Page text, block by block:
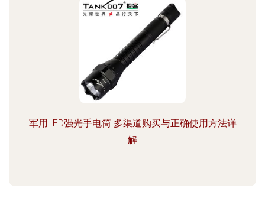
军用LED强光手电筒 多渠道购买与正确使用方法详
解